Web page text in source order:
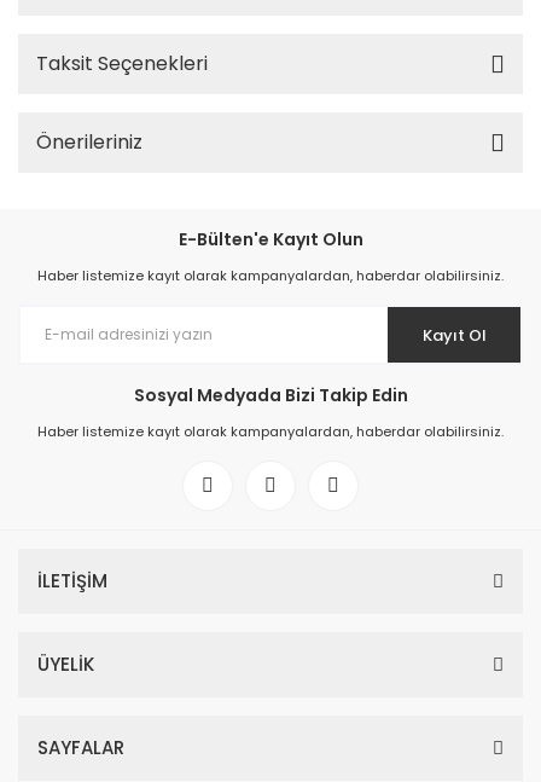
Taksit Seçenekleri
Önerileriniz
E-Bülten'e Kayıt Olun
Haber listemize kayıt olarak kampanyalardan, haberdar olabilirsiniz.
Kayıt Ol
Sosyal Medyada Bizi Takip Edin
Haber listemize kayıt olarak kampanyalardan, haberdar olabilirsiniz.
İLETİŞİM
ÜYELİK
SAYFALAR